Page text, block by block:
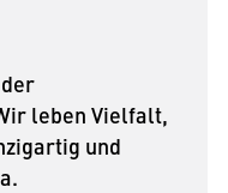
leben Vielfalt,
und